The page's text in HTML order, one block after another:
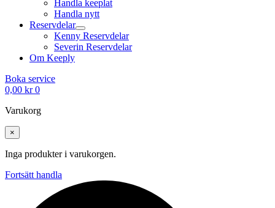
Handla keeplat
Handla nytt
Reservdelar
Kenny Reservdelar
Severin Reservdelar
Om Keeply
Boka service
0,00 kr 0
Varukorg
×
Inga produkter i varukorgen.
Fortsätt handla